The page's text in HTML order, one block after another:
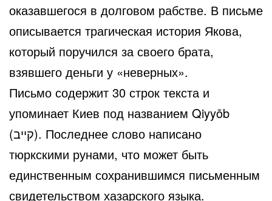
оказавшегося в долговом рабстве. В письме
описывается трагическая история Якова,
который поручился за своего брата,
взявшего деньги у «неверных».
Письмо содержит 30 строк текста и
упоминает Киев под названием Qiyyōb
(קייב). Последнее слово написано
тюркскими рунами, что может быть
единственным сохранившимся письменным
свидетельством хазарского языка.